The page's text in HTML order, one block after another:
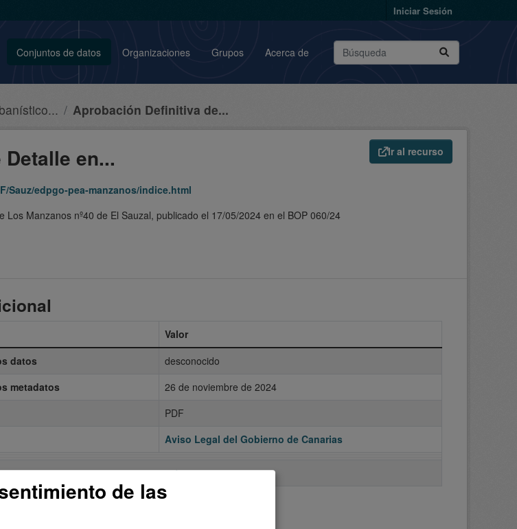
Iniciar Sesión
Conjuntos de datos Organizaciones Grupos Acerca de
Aprobación Definitiva de...
Ir al recurso
en...
Sauz/edpgo-pea-manzanos/indice.html
Manzanos nº40 de El Sauzal, publicado el 17/05/2024 en el BOP 060/24
Valor
datos
desconocido
metadatos
26 de noviembre de 2024
PDF
Aviso Legal del Gobierno de Canarias
Mostrar más
de las